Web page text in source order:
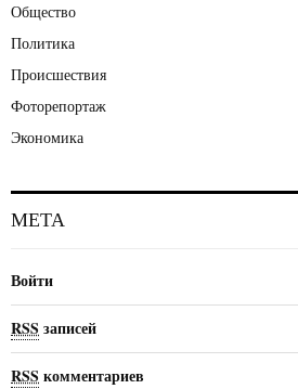
Общество
Политика
Происшествия
Фоторепортаж
Экономика
МЕТА
Войти
RSSзаписей
RSSкомментариев